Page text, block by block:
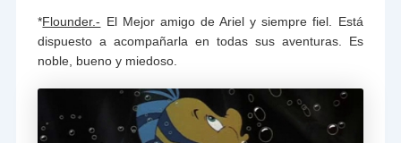
*Flounder.- El Mejor amigo de Ariel y siempre fiel. Está
dispuesto a acompañarla en todas sus aventuras. Es
noble, bueno y miedoso.